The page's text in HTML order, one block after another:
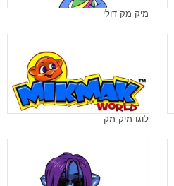
מיק מק דולי
לוגו מיק מק